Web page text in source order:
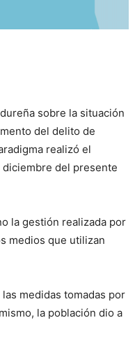
sobre la situación
del delito de
realizó el
del presente
la gestión realizada por
medios que utilizan
medidas tomadas por
la población dio a